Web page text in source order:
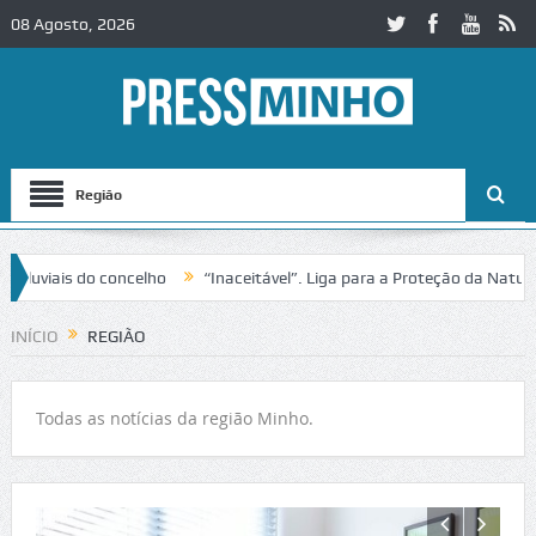
08 Agosto, 2026
Região
“Inaceitável”. Liga para a Proteção da Natureza
em Alcobaça Igreja do Castelo de Cerveira assegura
INÍCIO REGIÃO
Todas as notícias da região Minho.